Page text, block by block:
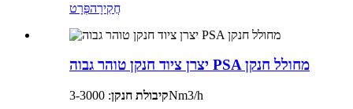
חֲקִירָהפְּרָט
יצרן ציוד חנקן טוהר גבוה PSA מחולל חנקן
קיבולת חנקן: 3-3000Nm3/h